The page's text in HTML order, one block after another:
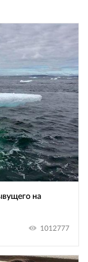
на
1012777